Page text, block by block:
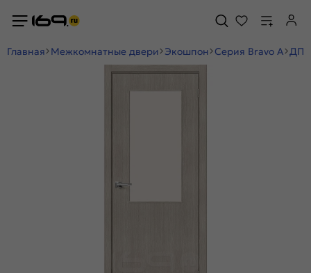
Главная Межкомнатные двери Экошпон Серия Bravo A ДП